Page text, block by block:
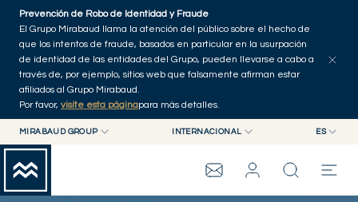
Skip to main content
Prevención de Robo de Identidad y Fraude
El Grupo Mirabaud llama la atención del público sobre el hecho de
que los intentos de fraude, basados en particular en la usurpación
de identidad de las entidades del Grupo, pueden llevarse a cabo a
través de, por ejemplo, sitios web que falsamente afirman estar
afiliados al Grupo Mirabaud.
Por favor, visite esta páginapara más detalles.
MIRABAUD GROUP
MIRABAUD ASSET MANAGEMENT
MIRABAUD INVESTMENTS
INTERNACIONAL ES
FR
DE
GRUPO MIRABAUD
PLANIFICACIÓN
PATRIMONIAL